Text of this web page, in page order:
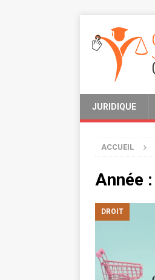
JURIDIQUE
ACCUEIL
Année :
DROIT